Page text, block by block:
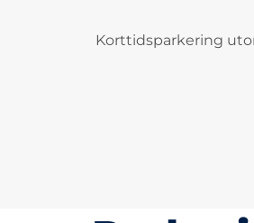
Korttidsparkering